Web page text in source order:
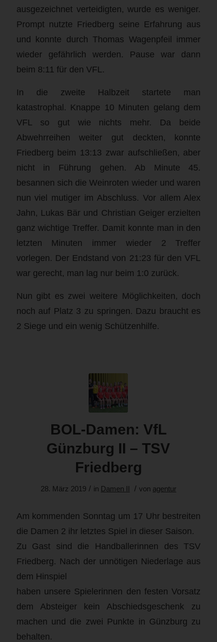
ausgezeichnet verteidigten, wurde es weniger.
Prompt nutzte Friedberg seine Erfahrung aus
und konnte durch Thomas Wagenpfeil immer
wieder gefährlich werden. Pause war dann
beim 8:11 für den VFL.
In die zweite Halbzeit startete man
katastrophal. Knappe 10 Minuten gelang dem
VFL so gut wie nichts mehr. Da beide
Abwehrreihen weiter gut deckten, konnte
Friedberg beim 13:13 zwar aufschließen, aber
nicht in Führung gehen. Ab Minute 45.
besannen sich die Weinroten wieder und waren
nun viel mutiger im Abschluss. Vor allem Alex
Jahn, Lukas Bär und Christian Geiger erzielten
ganz wichtige Treffer. Damit konnte man in den
letzten Minuten immer wieder 2 Treffer
vorlegen. Der Endstand von 21:23 für den VFL
war gerecht, man lag nur beim 1:0 zurück.
Nun gibt es zwei weitere Möglichkeiten, doch
noch auf Platz 3 zu springen. Dazu braucht es
2 Siege und ein wenig Schützenhilfe.
BOL-Damen: VfL
Günzburg II – TSV
Friedberg
28. März 2019 / in Damen II / von agentur
Am kommenden Sonntag um 17 Uhr bestreiten
die Damen 2 ihr letztes Spiel in dieser Saison.
Zu Gast sind die Handballerinnen des TSV
Friedberg. Nach der unnötigen Niederlage aus
dem Hinspiel
haben unsere Spielerinnen den festen Vorsatz
dem Absteiger kein Abschiedsgeschenk zu
machen und die zwei Punkte in Günzburg zu
behalten.